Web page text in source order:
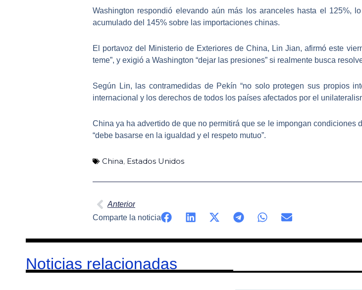
Washington respondió elevando aún más los aranceles hasta el 125%,
acumulado del 145% sobre las importaciones chinas.
El portavoz del Ministerio de Exteriores de China, Lin Jian, afirmó este
teme”, y exigió a Washington “dejar las presiones” si realmente busca
Según Lin, las contramedidas de Pekín “no solo protegen sus propios
internacional y los derechos de todos los países afectados por el
China ya ha advertido de que no permitirá que se le impongan condiciones
“debe basarse en la igualdad y el respeto mutuo”.
China, Estados Unidos
Anterior
Comparte la noticia
Noticias relacionadas